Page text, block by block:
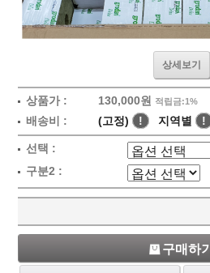
상세보기
상품가 : 130,000원 적립금:1%
배송비 : (고정) ! 지역별 !
선택 :
구분2 :
구매하기